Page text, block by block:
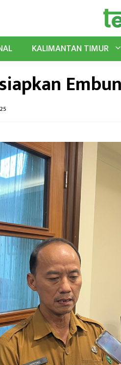
KALIMANTAN TIMUR